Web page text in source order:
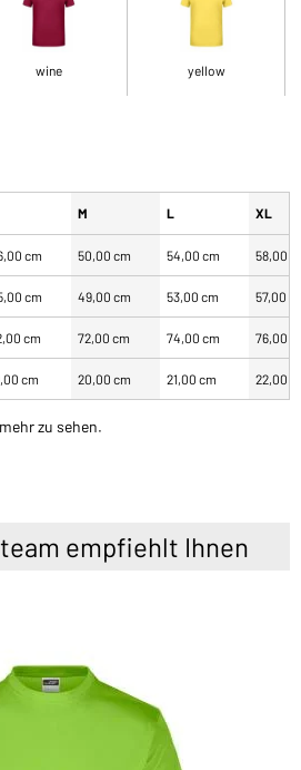
wine yellow
M L XL
cm 50,00 cm 54,00 cm 58,00
cm 49,00 cm 53,00 cm 57,00
cm 72,00 cm 74,00 cm 76,00
cm 20,00 cm 21,00 cm 22,00
zu sehen.
empfiehlt Ihnen